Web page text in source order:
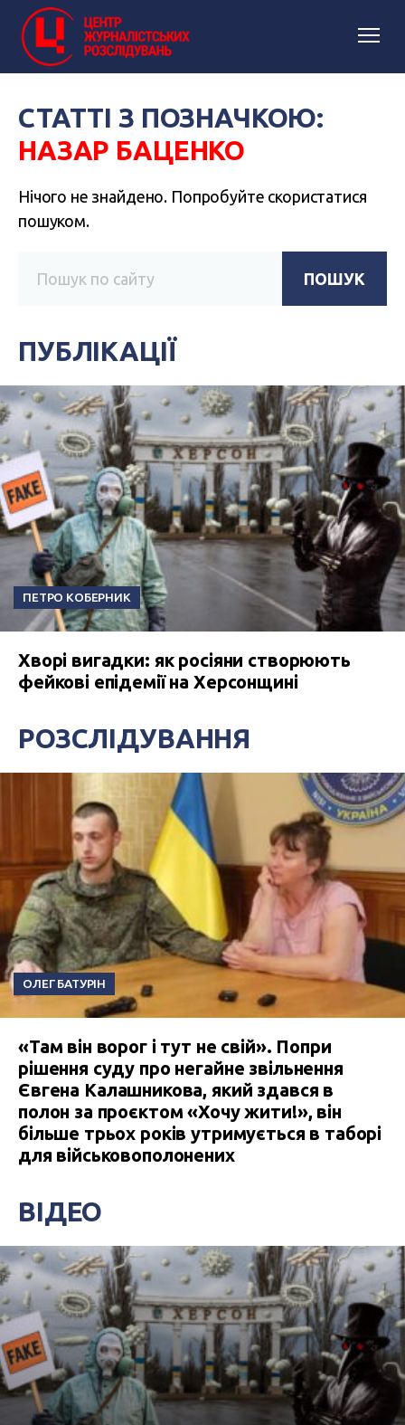
СТАТТІ З ПОЗНАЧКОЮ:
НАЗАР БАЦЕНКО
Нічого не знайдено. Попробуйте скористатися
пошуком.
ПОШУК
ПУБЛІКАЦІЇ
ПЕТРО КОБЕРНИК
Хворі вигадки: як росіяни створюють
фейкові епідемії на Херсонщині
РОЗСЛІДУВАННЯ
ОЛЕГ БАТУРІН
«Там він ворог і тут не свій». Попри
рішення суду про негайне звільнення
Євгена Калашникова, який здався в
полон за проєктом «Хочу жити!», він
більше трьох років утримується в таборі
для військовополонених
ВІДЕО